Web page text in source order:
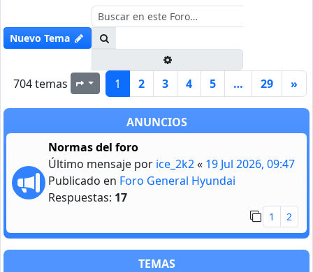
Nuevo Tema
704 temas Página1 de29
1 2 3 4 5 … 29 »
ANUNCIOS
Normas del foro
Último mensaje por ice_2k2« 19 Jul 2026, 09:47
Publicado en Foro General Hyundai
Respuestas: 17
1 2
TEMAS